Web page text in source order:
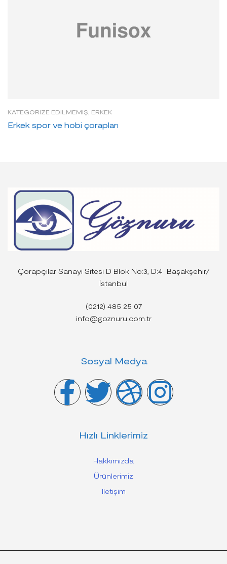
KATEGORIZE EDILMEMIŞ ERKEK
Erkek spor ve hobi çorapları
Çorapçılar Sanayi Sitesi D Blok No:3, D:4 Başakşehir/
İstanbul
(0212) 485 25 07
info@goznuru.com.tr
Hızlı Linklerimiz
Hakkımızda
Ürünlerimiz
İletişim
Sosyal Medya